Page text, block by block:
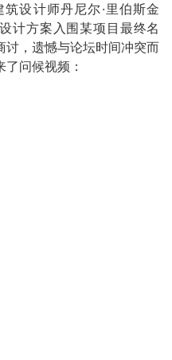
设计师丹尼尔·里伯斯金
计方案入围某项目最终名
讨，遗憾与论坛时间冲突而
问候视频：